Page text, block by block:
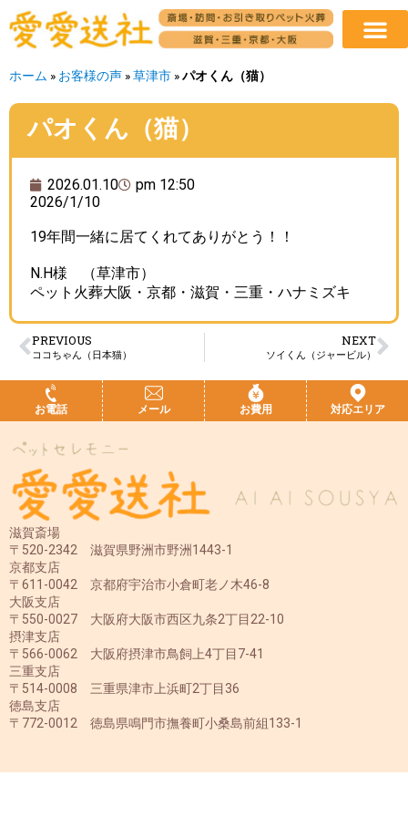
ホーム » お客様の声 »草津市 »パオくん（猫）
パオくん（猫）
2026.01.10
pm 12:50
2026/1/10
19年間一緒に居てくれてありがとう！！
N.H様 （草津市）
ペット火葬大阪・京都・滋賀・三重・ハナミズキ
PREVIOUS
ココちゃん（日本猫）
NEXT
ソイくん（ジャービル）
お電話 メール お費用 対応エリア
滋賀斎場
〒520-2342 滋賀県野洲市野洲1443-1
京都支店
〒611-0042 京都府宇治市小倉町老ノ木46-8
大阪支店
〒550-0027 大阪府大阪市西区九条2丁目22-10
摂津支店
〒566-0062 大阪府摂津市鳥飼上4丁目7-41
三重支店
〒514-0008 三重県津市上浜町2丁目36
徳島支店
〒772-0012 徳島県鳴門市撫養町小桑島前組133-1